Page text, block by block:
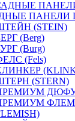
ПАНЕЛИ
(STEIN)
(Berg)
(Burg)
(Fels)
(STERN)
ДЮФУР